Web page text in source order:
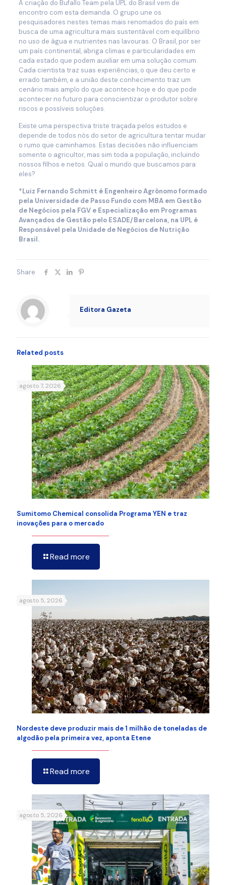
A criação do Bufallo Team pela UPL do Brasil vem de
encontro com esta demanda. O grupo une os
pesquisadores nestes temas mais renomados do país em
busca de uma agricultura mais sustentável com equilíbrio
no uso de água e nutrientes nas lavouras. O Brasil, por ser
um país continental, abriga climas e particularidades em
cada estado que podem auxiliar em uma solução comum.
Cada cientista traz suas experiências, o que deu certo e
errado também, e a união deste conhecimento traz um
cenário mais amplo do que acontece hoje e do que pode
acontecer no futuro para conscientizar o produtor sobre
riscos e possíveis soluções.
Existe uma perspectiva triste traçada pelos estudos e
depende de todos nós do setor de agricultura tentar mudar
o rumo que caminhamos. Estas decisões não influenciam
somente o agricultor, mas sim toda a população, incluindo
nossos filhos e netos. Qual o mundo que buscamos para
eles?
*Luiz Fernando Schmitt é Engenheiro Agrônomo formado
pela Universidade de Passo Fundo com MBA em Gestão
de Negócios pela FGV e Especialização em Programas
Avançados de Gestão pelo ESADE/Barcelona, na UPL é
Responsável pela Unidade de Negócios de Nutrição
Brasil.
Share
Editora Gazeta
Related posts
agosto 7, 2026
Sumitomo Chemical consolida Programa YEN e traz
inovações para o mercado
Read more
agosto 5, 2026
Nordeste deve produzir mais de 1 milhão de toneladas de
algodão pela primeira vez, aponta Etene
Read more
agosto 5, 2026